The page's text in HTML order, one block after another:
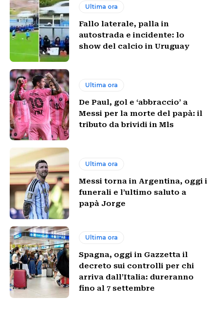
Ultima ora
Fallo laterale, palla in
autostrada e incidente: lo
show del calcio in Uruguay
Ultima ora
De Paul, gol e ‘abbraccio’ a
Messi per la morte del papà: il
tributo da brividi in Mls
Ultima ora
Messi torna in Argentina, oggi i
funerali e l’ultimo saluto a
papà Jorge
Ultima ora
Spagna, oggi in Gazzetta il
decreto sui controlli per chi
arriva dall’Italia: dureranno
fino al 7 settembre